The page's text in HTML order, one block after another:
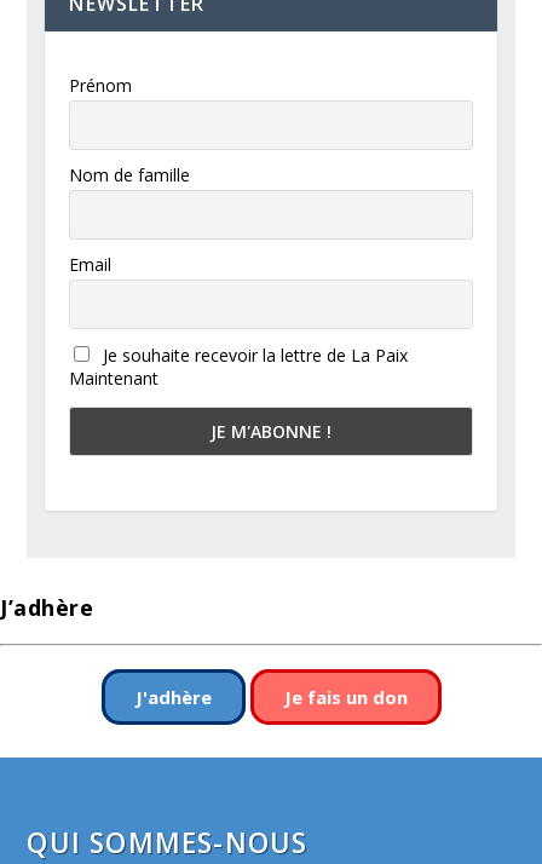
Prénom
Nom de famille
Email
Je souhaite recevoir la lettre de La Paix
Maintenant
J’adhère
J'adhère Je fais un don
QUI SOMMES-NOUS